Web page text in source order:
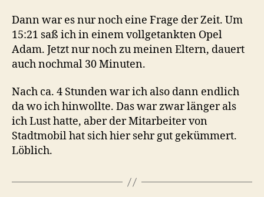
Dann war es nur noch eine Frage der Zeit. Um
15:21 saß ich in einem vollgetankten Opel
Adam. Jetzt nur noch zu meinen Eltern, dauert
auch nochmal 30 Minuten.
Nach ca. 4 Stunden war ich also dann endlich
da wo ich hinwollte. Das war zwar länger als
ich Lust hatte, aber der Mitarbeiter von
Stadtmobil hat sich hier sehr gut gekümmert.
Löblich.